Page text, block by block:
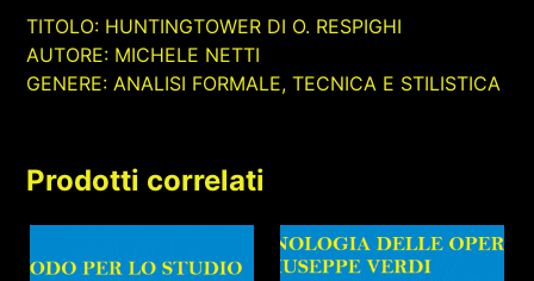
TITOLO: HUNTINGTOWER DI O. RESPIGHI
AUTORE: MICHELE NETTI
GENERE: ANALISI FORMALE, TECNICA E STILISTICA
Prodotti correlati